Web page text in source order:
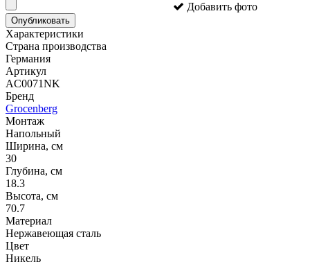
Добавить фото
Опубликовать
Характеристики
Страна производства
Германия
Артикул
AC0071NK
Бренд
Grocenberg
Монтаж
Напольный
Ширина, см
30
Глубина, см
18.3
Высота, см
70.7
Материал
Нержавеющая сталь
Цвет
Никель